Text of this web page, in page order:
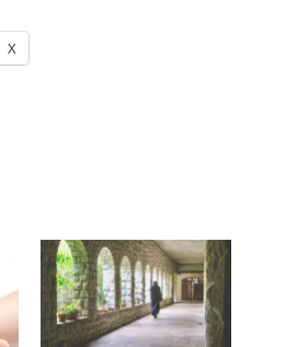
X